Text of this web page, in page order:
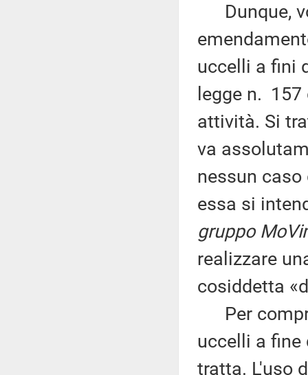
Dunque,
uccelli a fini
legge n.
attività. Si
va
nessun
essa si
gruppo
realizzare
cosiddetta
Per
uccelli a fine
tratta. L'uso